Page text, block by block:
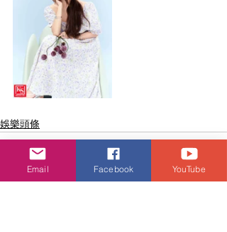
娛樂頭條
Email Facebook YouTube